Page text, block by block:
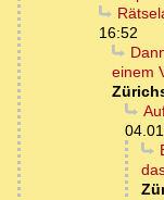
16:52
einem